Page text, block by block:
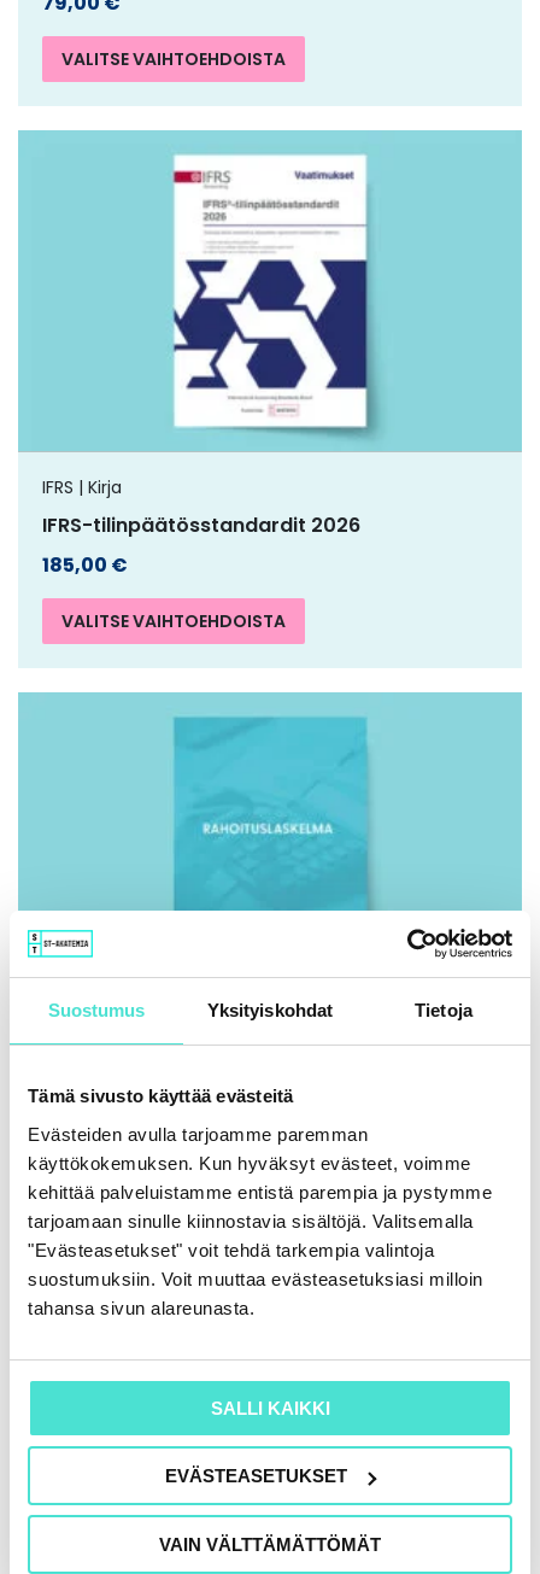
Suostumus Yksityiskohdat Tietoja
Tämä sivusto käyttää evästeitä
Evästeiden avulla tarjoamme paremman
käyttökokemuksen. Kun hyväksyt evästeet, voimme
kehittää palveluistamme entistä parempia ja pystymme
tarjoamaan sinulle kiinnostavia sisältöjä. Valitsemalla
"Evästeasetukset" voit tehdä tarkempia valintoja
suostumuksiin. Voit muuttaa evästeasetuksiasi milloin
tahansa sivun alareunasta.
SALLI KAIKKI
EVÄSTEASETUKSET
VAIN VÄLTTÄMÄTTÖMÄT
VALITSE VAIHTOEHDOISTA
IFRS | Kirja
IFRS-tilinpäätösstandardit 2026
185,00 €
VALITSE VAIHTOEHDOISTA
IFRS | Kirja
Rahoituslaskelma
86,00€ (+ alv)
LISÄÄ OSTOSKORIIN
KAIKKI KIRJAT